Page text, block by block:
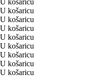
U košaricu
U košaricu
U košaricu
U košaricu
U košaricu
U košaricu
U košaricu
U košaricu